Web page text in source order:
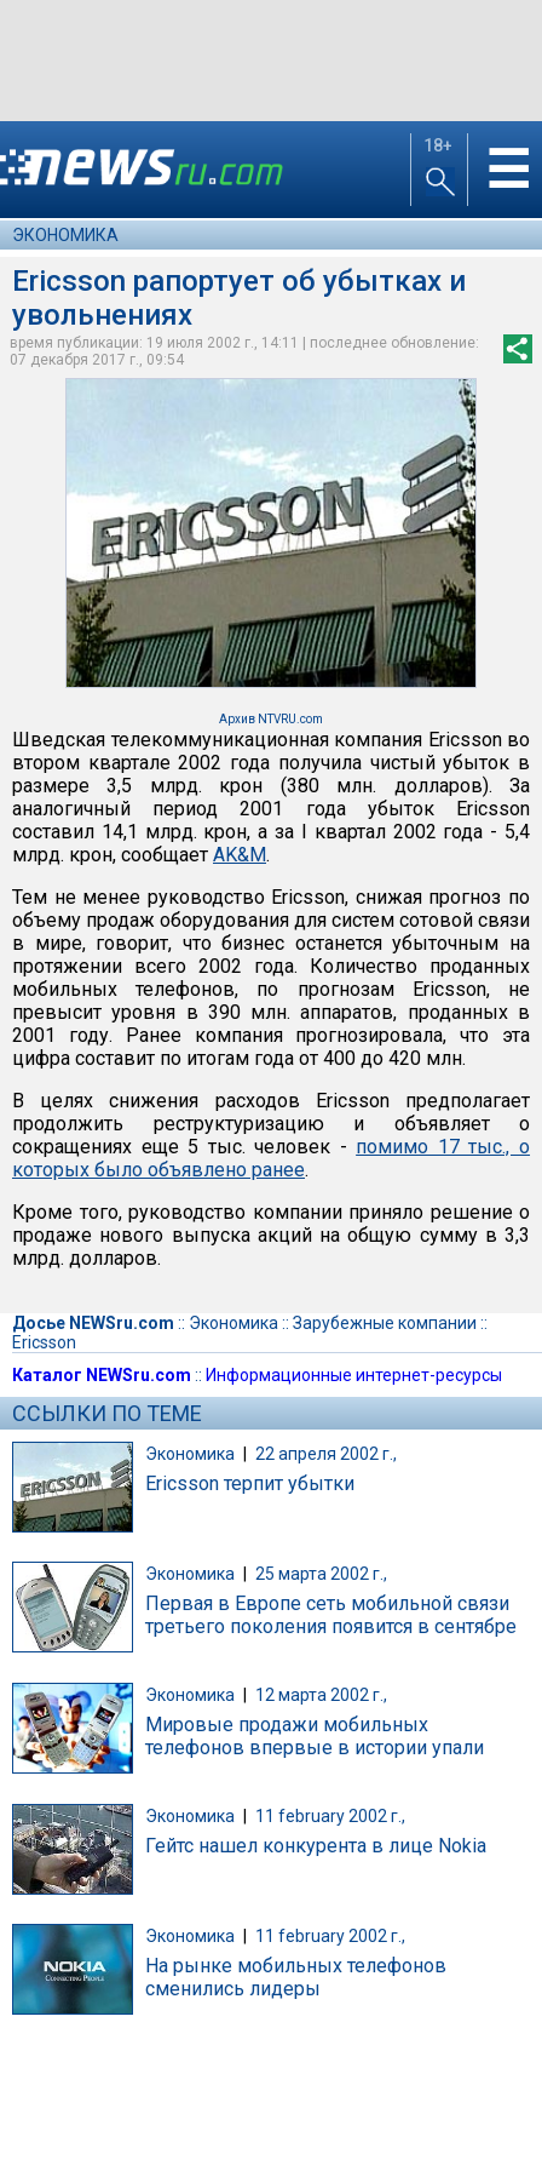
18+ ☰
ЭКОНОМИКА
Ericsson рапортует об убытках и
увольнениях
время публикации: 19 июля 2002 г., 14:11 | последнее обновление:
07 декабря 2017 г., 09:54
Архив NTVRU.com
Шведская телекоммуникационная компания Ericsson во
втором квартале 2002 года получила чистый убыток в
размере 3,5 млрд. крон (380 млн. долларов). За
аналогичный период 2001 года убыток Ericsson
составил 14,1 млрд. крон, а за I квартал 2002 года - 5,4
млрд. крон, сообщает AK&M.
Тем не менее руководство Ericsson, снижая прогноз по
объему продаж оборудования для систем сотовой связи
в мире, говорит, что бизнес останется убыточным на
протяжении всего 2002 года. Количество проданных
мобильных телефонов, по прогнозам Ericsson, не
превысит уровня в 390 млн. аппаратов, проданных в
2001 году. Ранее компания прогнозировала, что эта
цифра составит по итогам года от 400 до 420 млн.
В целях снижения расходов Ericsson предполагает
продолжить реструктуризацию и объявляет о
сокращениях еще 5 тыс. человек - помимо 17 тыс., о
которых было объявлено ранее.
Кроме того, руководство компании приняло решение о
продаже нового выпуска акций на общую сумму в 3,3
млрд. долларов.
Досье NEWSru.com :: Экономика :: Зарубежные компании ::
Ericsson
Каталог NEWSru.com :: Информационные интернет-ресурсы
ССЫЛКИ ПО ТЕМЕ
Экономика | 22 апреля 2002 г.,
Ericsson терпит убытки
Экономика | 25 марта 2002 г.,
Первая в Европе сеть мобильной связи
третьего поколения появится в сентябре
Экономика 12 марта 2002 г.,
Мировые продажи мобильных
телефонов впервые в истории упали
Экономика 11 february 2002 г.,
Гейтс нашел конкурента в лице Nokia
Экономика 11 february 2002 г.,
На рынке мобильных телефонов
сменились лидеры